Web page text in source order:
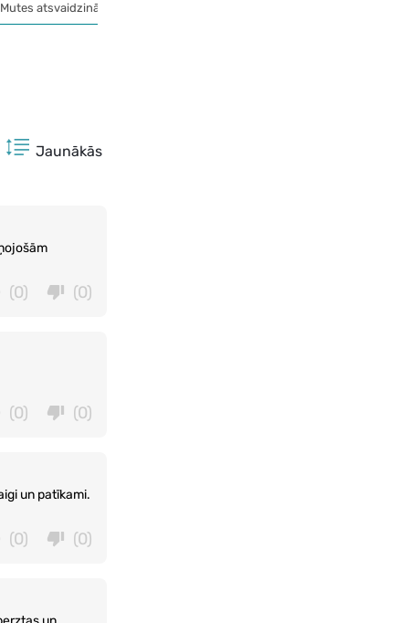
Jaunākās
(0)
(0)
(0)
(0)
un patīkami.
(0)
(0)
Mutes atsvaidzinātāji